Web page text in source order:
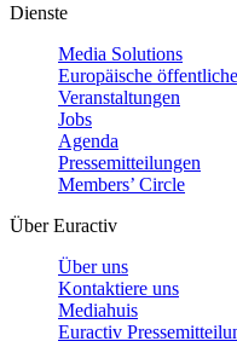
Dienste
Media Solutions
Europäische
Veranstaltungen
Jobs
Agenda
Pressemitteilungen
Members’ Circle
Über Euractiv
Über uns
Kontaktiere uns
Mediahuis
Euractiv